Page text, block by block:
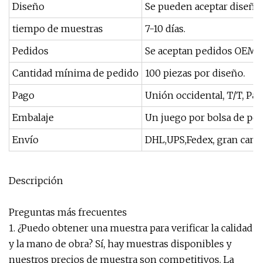
Diseño
Se pueden aceptar
tiempo de muestras
7-10 días.
Pedidos
Se aceptan pedidos OEM
Cantidad mínima de pedido 100 piezas por diseño.
Pago
Unión occidental, T/T,
Embalaje
Un juego por bolsa de
Envío
DHL,UPS,Fedex, gran
Descripción
Preguntas más frecuentes
1. ¿Puedo obtener una muestra para verificar la calidad
y la mano de obra? Sí, hay muestras disponibles y
nuestros precios de muestra son competitivos. La